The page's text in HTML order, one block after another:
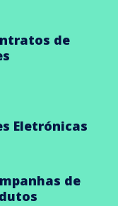
de
Eletrónicas
de